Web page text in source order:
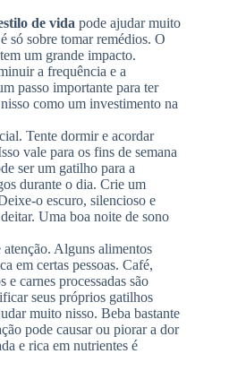
de vida pode ajudar muito
só sobre tomar remédios. O
um grande impacto.
a frequência e a
passo importante para ter
como um investimento na
Tente dormir e acordar
vale para os fins de semana
ser um gatilho para a
durante o dia. Crie um
o escuro, silencioso e
Uma boa noite de sono
Alguns alimentos
em certas pessoas. Café,
carnes processadas são
seus próprios gatilhos
muito nisso. Beba bastante
pode causar ou piorar a dor
e rica em nutrientes é